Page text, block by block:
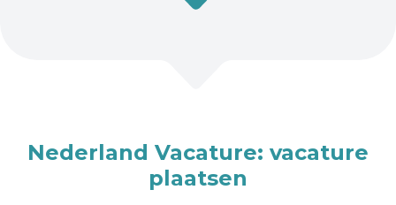
Nederland Vacature: vacature
plaatsen